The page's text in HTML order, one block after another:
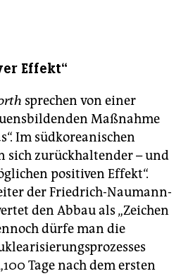
Effekt“
sprechen von einer
Maßnahme
Im südkoreanischen
sich zurückhaltender – und
positiven Effekt“.
der Friedrich-Naumann-
den Abbau als „Zeichen
dürfe man die
Tage nach dem ersten